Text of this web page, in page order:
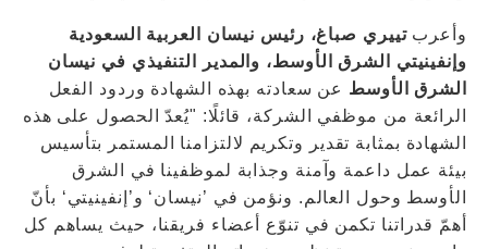
وأعربتييري صباغ، رئيس نيسان العربية السعودية
وإنفينيتي الشرق الأوسط، والمدير التنفيذي في نيسان
الشرق الأوسط عن سعادته بهذه الشهادة وردود الفعل
الرائعة من موظفي الشركة، قائلًا: "يُعدّ الحصول على هذه
الشهادة بمثابة تقدير وتكريم لالتزامنا المستمر بتأسيس
بيئة عمل داعمة وآمنة وجذابة لموظفينا في الشرق
الأوسط وحول العالم. ونؤمن في ’نيسان‘ و’إنفينيتي‘ بأنّ
أهمّ قدراتنا تكمن في تنوّع أعضاء فريقنا، حيث يساهم كل